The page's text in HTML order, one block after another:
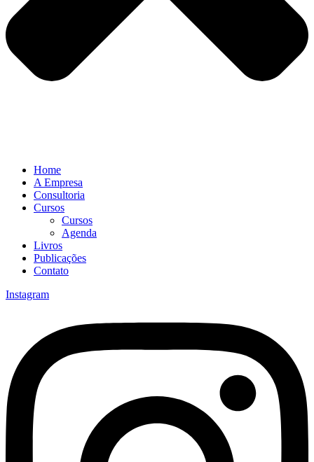
Home
A Empresa
Consultoria
Cursos
Cursos
Agenda
Livros
Publicações
Contato
Instagram